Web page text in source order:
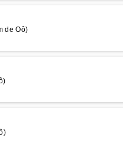
de Oô)